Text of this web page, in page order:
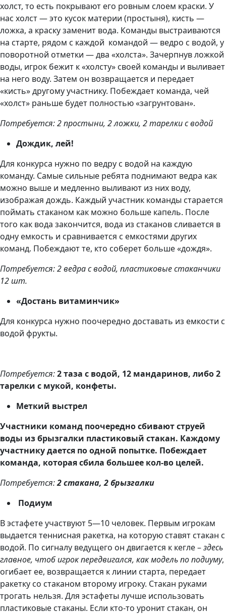
холст, то есть покрывают его ровным слоем краски. У
нас холст — это кусок материи (простыня), кисть —
ложка, а краску заменит вода. Команды выстраиваются
на старте, рядом с каждой командой — ведро с водой, у
поворотной отметки — два «холста». Зачерпнув ложкой
воды, игрок бежит к «холсту» своей команды и выливает
на него воду. Затем он возвращается и передает
«кисть» другому участнику. Побеждает команда, чей
«холст» раньше будет полностью «загрунтован».
Потребуется: 2 простыни, 2 ложки, 2 тарелки с водой
Дождик, лей!
Для конкурса нужно по ведру с водой на каждую
команду. Самые сильные ребята поднимают ведра как
можно выше и медленно выливают из них воду,
изображая дождь. Каждый участник команды старается
поймать стаканом как можно больше капель. После
того как вода закончится, вода из стаканов сливается в
одну емкость и сравнивается с емкостями других
команд. Побеждают те, кто соберет больше «дождя».
Потребуется: 2 ведра с водой, пластиковые стаканчики
12 шт.
«Достань витаминчик»
Для конкурса нужно поочередно доставать из емкости с
водой фрукты.
Потребуется:2 таза с водой, 12 мандаринов, либо 2
тарелки с мукой, конфеты.
Меткий выстрел
Участники команд поочередно сбивают струей
воды из брызгалки пластиковый стакан. Каждому
участнику дается по одной попытке. Побеждает
команда, которая сбила большее кол-во целей.
Потребуется:2 стакана, 2 брызгалки
Подиум
В эстафете участвуют 5—10 человек. Первым игрокам
выдается теннисная ракетка, на которую ставят стакан с
водой. По сигналу ведущего он двигается к кегле –здесь
главное, чтоб игрок передвигался, как модель по подиуму,
огибает ее, возвращается к линии старта, передает
ракетку со стаканом второму игроку. Стакан руками
трогать нельзя. Для эстафеты лучше использовать
пластиковые стаканы. Если кто-то уронит стакан, он